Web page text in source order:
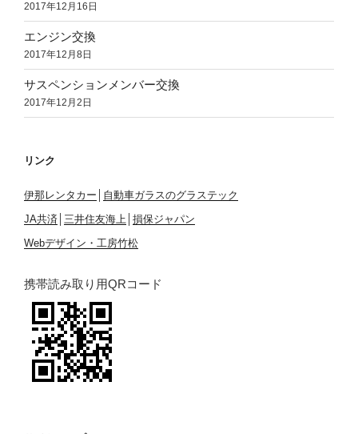
2017年12月16日
エンジン交換
2017年12月8日
サスペンションメンバー交換
2017年12月2日
リンク
伊那レンタカー
自動車ガラスのグラステック
JA共済 三井住友海上 損保ジャパン
Webデザイン・工房竹松
携帯読み取り用QRコード